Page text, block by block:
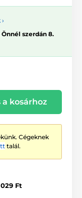
Önnél szerdán 8.
a kosárhoz
Cégeknek
talál.
029 Ft